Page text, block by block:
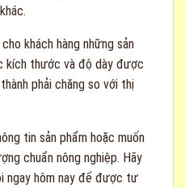
khách hàng những sản
kích thước và độ dày được
phải chăng so với thị
tin sản phẩm hoặc muốn
chuẩn nông nghiệp. Hãy
ngay hôm nay để được tư